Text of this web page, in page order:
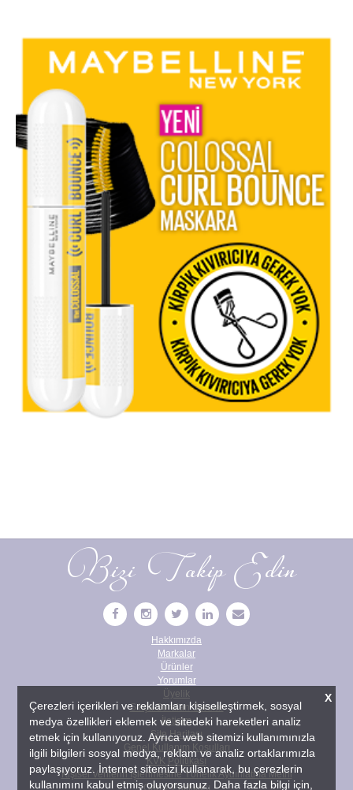
Bizi Takip Edin
Hakkımızda
Markalar
Ürünler
Yorumlar
Üyelik
Sıkça Sorulan Sorular
İletişim
Site Haritası
Genel Kullanım Koşulları
KVK Politikası
Kişisel Verilerin İşlenmesine Yönelik Aydınlatma Metni
Çerez Politikası
X
Çerezleri içerikleri ve reklamları kişiselleştirmek, sosyal
medya özellikleri eklemek ve sitedeki hareketleri analiz
etmek için kullanıyoruz. Ayrıca web sitemizi kullanımınızla
ilgili bilgileri sosyal medya, reklam ve analiz ortaklarımızla
paylaşıyoruz. İnternet sitemizi kullanarak, bu çerezlerin
kullanımını kabul etmiş oluyorsunuz. Daha fazla bilgi için,